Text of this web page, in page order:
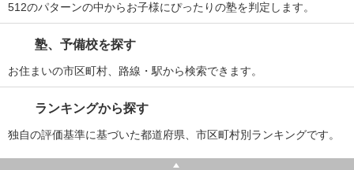
512のパターンの中からお子様にぴったりの塾を判定します。
塾、予備校を探す
お住まいの市区町村、路線・駅から検索できます。
ランキングから探す
独自の評価基準に基づいた都道府県、市区町村別ランキングです。